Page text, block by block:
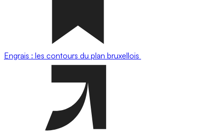
Engrais : les contours du plan bruxellois